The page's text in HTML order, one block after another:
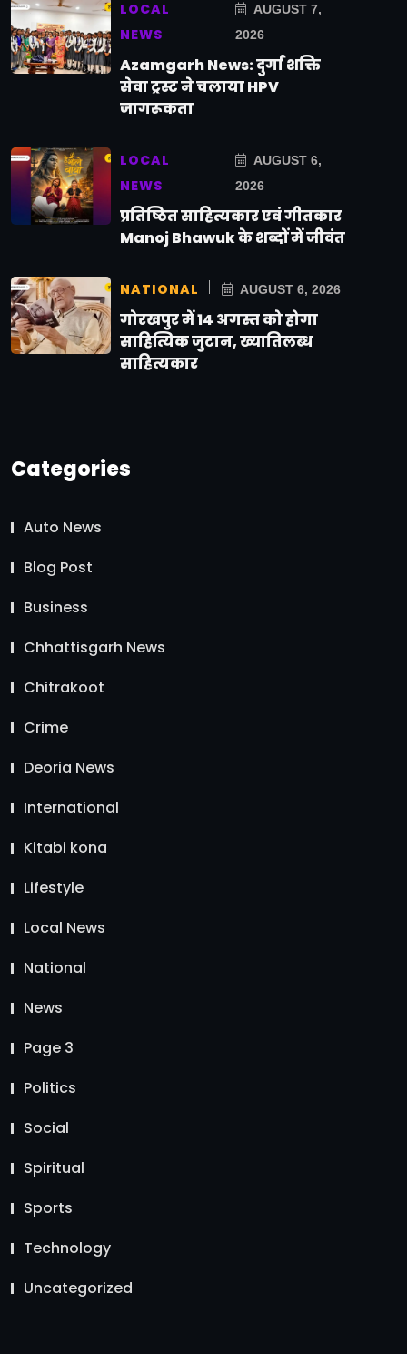
LOCAL
NEWS
AUGUST 7,
2026
Azamgarh News: दुर्गा शक्ति
सेवा ट्रस्ट ने चलाया HPV
जागरूकता
LOCAL
NEWS
AUGUST 6,
2026
प्रतिष्ठित साहित्यकार एवं गीतकार
Manoj Bhawuk के शब्दों में जीवंत
NATIONAL AUGUST 6, 2026
गोरखपुर में 14 अगस्त को होगा
साहित्यिक जुटान, ख्यातिलब्ध
साहित्यकार
Categories
Auto News
Blog Post
Business
Chhattisgarh News
Chitrakoot
Crime
Deoria News
International
Kitabi kona
Lifestyle
Local News
National
News
Page 3
Politics
Social
Spiritual
Sports
Technology
Uncategorized